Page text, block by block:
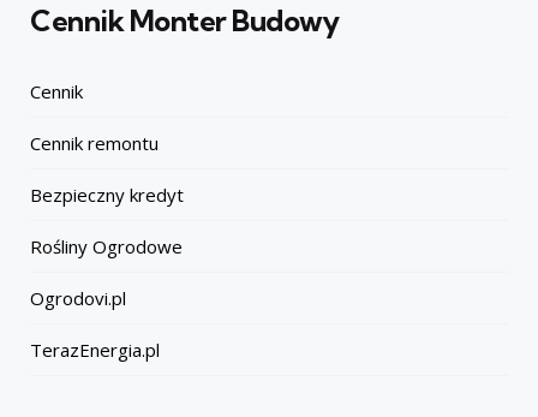
Cennik Monter Budowy
Cennik
Cennik remontu
Bezpieczny kredyt
Rośliny Ogrodowe
Ogrodovi.pl
TerazEnergia.pl